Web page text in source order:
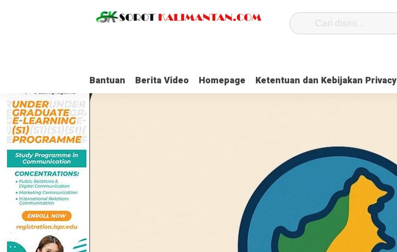
Bantuan Berita Video Homepage Ketentuan dan Kebijakan Privacy